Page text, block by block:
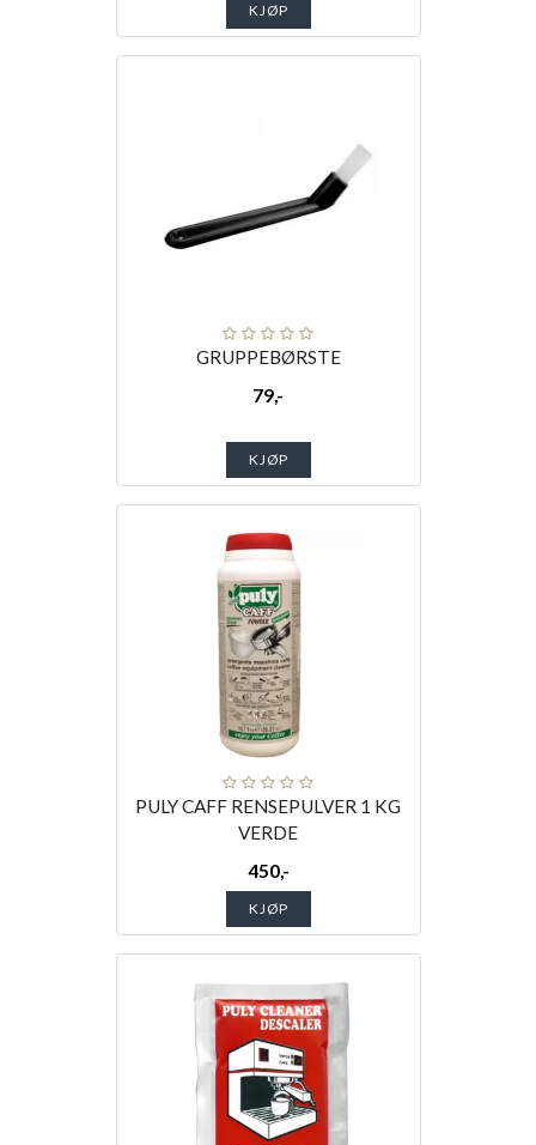
KJØP
GRUPPEBØRSTE
79,-
KJØP
PULY CAFF RENSEPULVER 1 KG
VERDE
450,-
KJØP